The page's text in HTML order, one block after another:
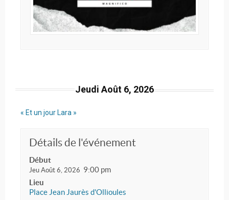
Jeudi Août 6, 2026
« Et un jour Lara »
Détails de l'événement
Début
Jeu Août 6, 2026 9:00 pm
Lieu
Place Jean Jaurès d'Ollioules